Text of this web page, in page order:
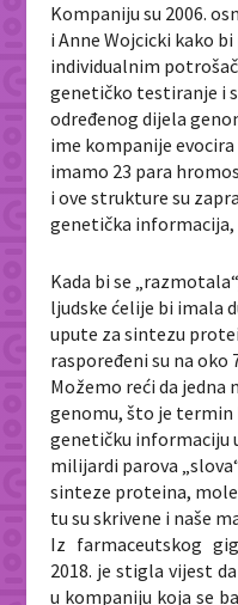
Kompaniju su 2006.
i Anne Wojcicki kako
individualnim
genetičko testiranje i
određenog dijela
ime kompanije
imamo 23 para
i ove strukture su
genetička informacija,
Kada bi se
ljudske ćelije bi imala
upute za sintezu
raspoređeni su na oko
Možemo reći da jedna
genomu, što je termin
genetičku informaciju
milijardi parova
sinteze proteina,
tu su skrivene i naše
Iz farmaceutskog
2018. je stigla vijest
u kompaniju koja se